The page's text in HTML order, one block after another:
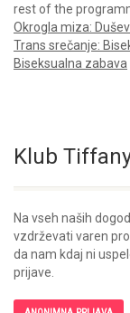
rest of the
Okrogla miza:
Trans srečanje:
Biseksualna zabava
Klub
Na vseh naših
vzdrževati varen
da nam kdaj ni
prijave.